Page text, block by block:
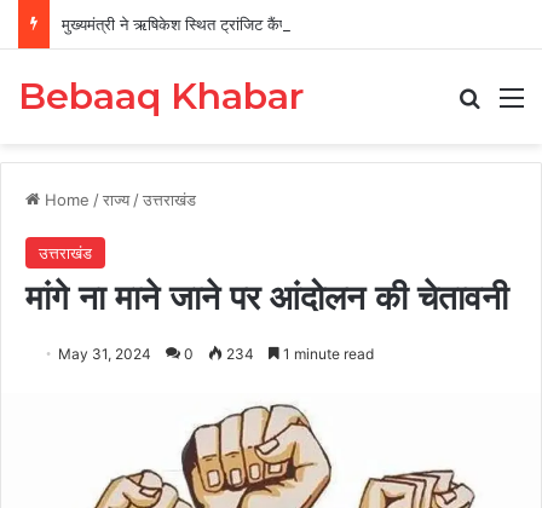
मुख्यमंत्री ने ऋषिकेश स्थित ट्रांजिट कैंप का किया औचक निरीक्षण
Bebaaq Khabar
Home /राज्य /उत्तराखंड
उत्तराखंड
मांगे ना माने जाने पर आंदोलन की चेतावनी
May 31, 2024 0 234 1 minute read